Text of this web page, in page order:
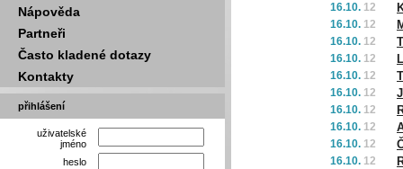
Nápověda
Partneři
Často kladené dotazy
Kontakty
přihlášení
uživatelské
jméno
heslo
16.10. 12
16.10. 12
16.10. 12
16.10. 12
16.10. 12
16.10. 12
16.10. 12
16.10. 12
16.10. 12
16.10. 12